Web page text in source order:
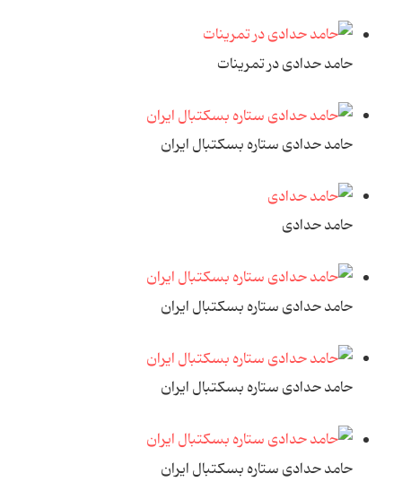
حامد حدادی در تمرینات
حامد حدادی ستاره بسکتبال ایران
حامد حدادی
حامد حدادی ستاره بسکتبال ایران
حامد حدادی ستاره بسکتبال ایران
حامد حدادی ستاره بسکتبال ایران